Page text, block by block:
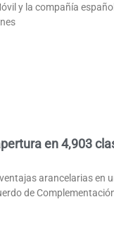
y la compañía
en 4,903
arancelarias en
de